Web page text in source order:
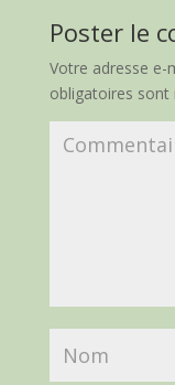
Poster le
Votre adresse e-
obligatoires sont